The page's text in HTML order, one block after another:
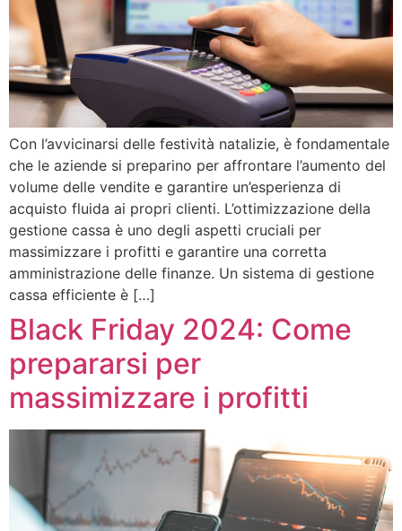
Con l’avvicinarsi delle festività natalizie, è fondamentale
che le aziende si preparino per affrontare l’aumento del
volume delle vendite e garantire un’esperienza di
acquisto fluida ai propri clienti. L’ottimizzazione della
gestione cassa è uno degli aspetti cruciali per
massimizzare i profitti e garantire una corretta
amministrazione delle finanze. Un sistema di gestione
cassa efficiente è […]
Black Friday 2024: Come
prepararsi per
massimizzare i profitti